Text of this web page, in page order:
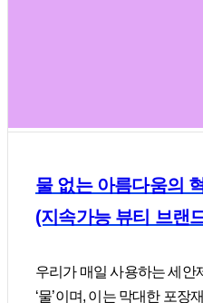
물 없는 아름다움의
(지속가능 뷰티 브랜
우리가 매일 사용하는 세안
‘물’이며, 이는 막대한 포장